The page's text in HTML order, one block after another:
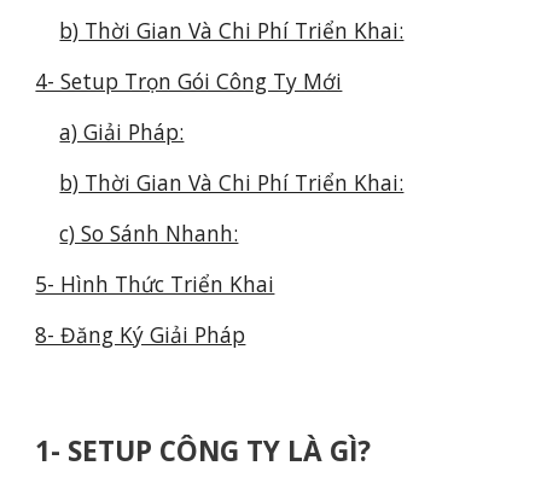
b) Thời Gian Và Chi Phí Triển Khai:
4- Setup Trọn Gói Công Ty Mới
a) Giải Pháp:
b) Thời Gian Và Chi Phí Triển Khai:
c) So Sánh Nhanh:
5- Hình Thức Triển Khai
8- Đăng Ký Giải Pháp
1- SETUP CÔNG TY LÀ GÌ?